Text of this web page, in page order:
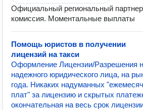
Официальный региональный
комиссия. Моментальные выплаты
Помощь юристов в получении
лицензий на такси
Оформление Лицензии/Разрешения
надежного юридического лица, на
года. Никаких надуманных
плат" за лицензию и скрытых
окончательная на весь срок